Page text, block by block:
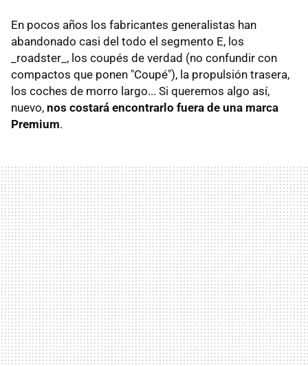
En pocos años los fabricantes generalistas han
abandonado casi del todo el segmento E, los
_roadster_, los coupés de verdad (no confundir con
compactos que ponen "Coupé"), la propulsión trasera,
los coches de morro largo... Si queremos algo así,
nuevo, nos costará encontrarlo fuera de una marca
Premium.